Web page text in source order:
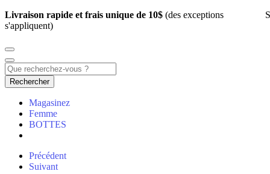
Livraison rapide et frais unique de 10$ (des exceptions
s'appliquent)
Rechercher
Magasinez
Femme
BOTTES
Précédent
Suivant